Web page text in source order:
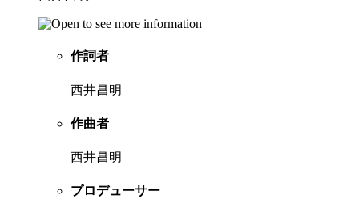
作詞者
西井昌明
作曲者
西井昌明
プロデューサー